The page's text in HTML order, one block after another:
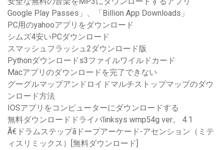
Google Play Passes」、「Billion App Downloads」
PC用のyahooアプリをダウンロード
シムズ4安いPCダウンロード
スマッシュフラッシュ2ダウンロード版
Pythonダウンロードs3ファイルワイルドカード
Macアプリのダウンロードを完了できない
グーグルマップアンドロイドマルチストップマップのダウ
ンロード方法
IOSアプリをコンピューターにダウンロードする
無料ダウンロードドライバlinksys wmp54g ver。 4.1
Ã€ドラムステップãドープアーケード-アセンション（ミテ
ィスリミックス）[無料ダウンロード]